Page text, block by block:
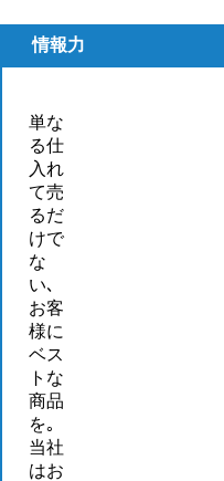
情報力
単な
る仕
入れ
て売
るだ
けで
な
い､
お客
様に
ベス
トな
商品
を｡
当社
はお